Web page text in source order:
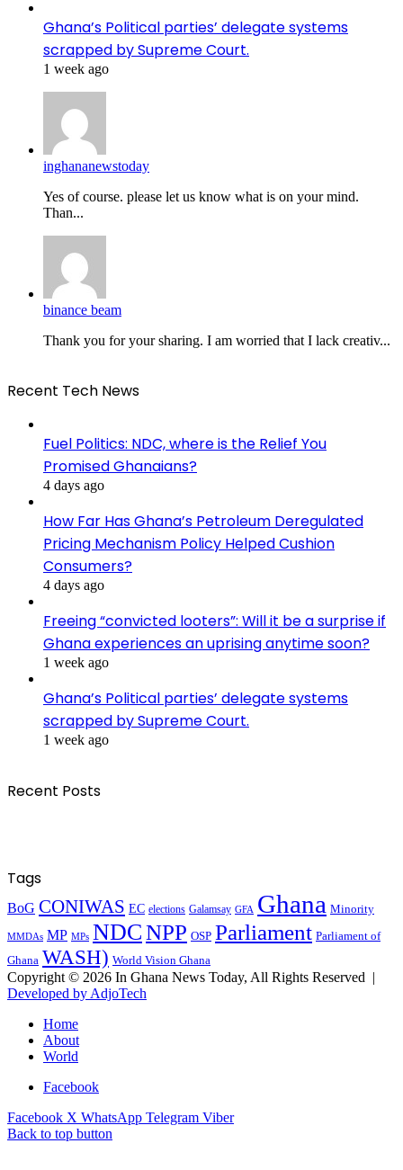
Ghana’s Political parties’ delegate systems
scrapped by Supreme Court.
1 week ago
inghananewstoday
Yes of course. please let us know what is on your mind.
Than...
binance beam
Thank you for your sharing. I am worried that I lack creativ...
Recent Tech News
Fuel Politics: NDC, where is the Relief You
Promised Ghanaians?
4 days ago
How Far Has Ghana’s Petroleum Deregulated
Pricing Mechanism Policy Helped Cushion
Consumers?
4 days ago
Freeing “convicted looters”: Will it be a surprise if
Ghana experiences an uprising anytime soon?
1 week ago
Ghana’s Political parties’ delegate systems
scrapped by Supreme Court.
1 week ago
Recent Posts
Tags
BoG CONIWAS EC elections Galamsay GFA Ghana Minority
MMDAs MP MPs NDCNPP OSP Parliament Parliament of
Ghana WASH) World Vision Ghana
Copyright © 2026 In Ghana News Today, All Rights Reserved |
Developed by AdjoTech
Home
About
World
Facebook
Facebook X WhatsApp Telegram Viber
Back to top button